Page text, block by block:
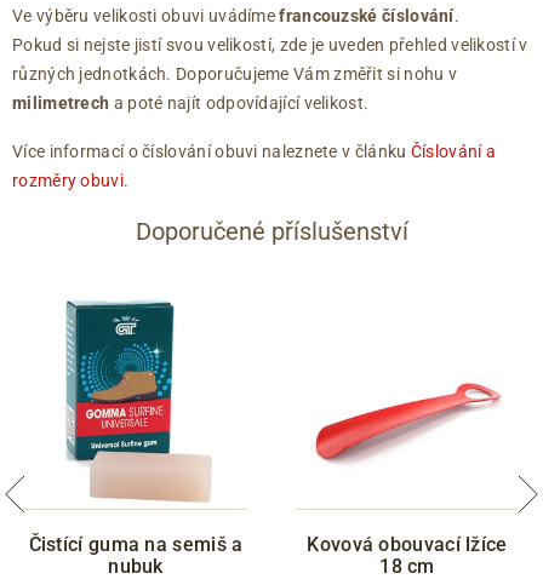
Ve výběru velikosti obuvi uvádímefrancouzské číslování.
Pokud si nejste jistí svou velikostí, zde je uveden přehled velikostí v
různých jednotkách. Doporučujeme Vám změřit si nohu v
milimetrech a poté najít odpovídající velikost.
Více informací o číslování obuvi naleznete v článku Číslování a
rozměry obuvi.
Doporučené příslušenství
Čistící guma na semiš a
nubuk
Kovová obouvací lžíce
18 cm